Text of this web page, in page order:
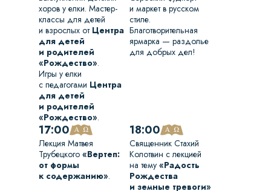
хоров у елки. Мастер-
классы для детей
и взрослых от Центра
для детей
и родителей
«Рождество».
Игры у елки
с педагогами Центра
для детей
и родителей
«Рождество».
и маркет в русском
стиле.
Благотворительная
ярмарка — раздолье
для добрых дел!
17:00
Лекция Матвея
Трубецкого «Вертеп:
от формы
к содержанию».
18:00
Священник Стахий
Колотвин с лекцией
на тему «Радость
Рождества
и земные тревоги»